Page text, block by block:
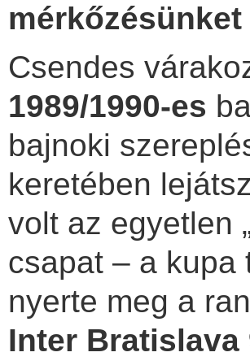
Csendes
1989/1990-es
bajnoki
keretében
volt az egyetlen
csapat – a kupa
nyerte meg a
Inter Bratislava